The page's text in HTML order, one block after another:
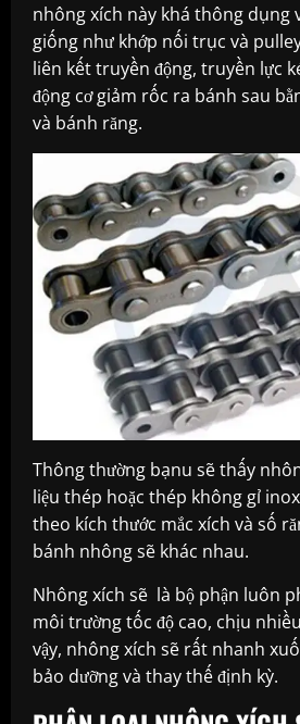
nhông xích này khá thông dụng
giống như khớp nối trục và
liên kết truyền động, truyền lực
động cơ giảm rốc ra bánh sau
và bánh răng.
Thông thường bạnu sẽ thấy
liệu thép hoặc thép không gỉ
theo kích thước mắc xích và số
bánh nhông sẽ khác nhau.
Nhông xích sẽ là bộ phận luôn
môi trường tốc độ cao, chịu
vậy, nhông xích sẽ rất nhanh
bảo dưỡng và thay thế định kỳ.